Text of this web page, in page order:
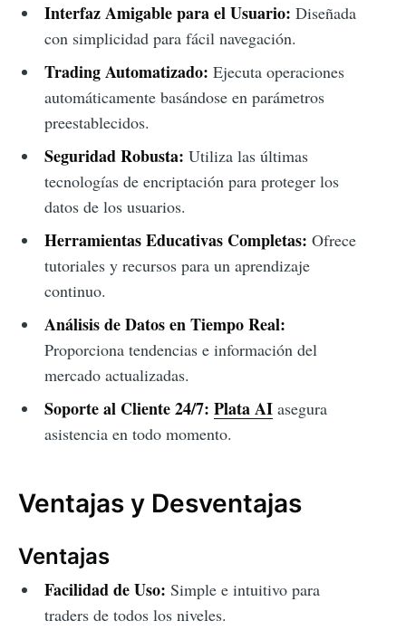
Interfaz Amigable para el Usuario: Diseñada
con simplicidad para fácil navegación.
Trading Automatizado: Ejecuta operaciones
automáticamente basándose en parámetros
preestablecidos.
Seguridad Robusta: Utiliza las últimas
tecnologías de encriptación para proteger los
datos de los usuarios.
Herramientas Educativas Completas: Ofrece
tutoriales y recursos para un aprendizaje
continuo.
Análisis de Datos en Tiempo Real:
Proporciona tendencias e información del
mercado actualizadas.
Soporte al Cliente 24/7: Plata AIasegura
asistencia en todo momento.
Ventajas y Desventajas
Ventajas
Facilidad de Uso: Simple e intuitivo para
traders de todos los niveles.